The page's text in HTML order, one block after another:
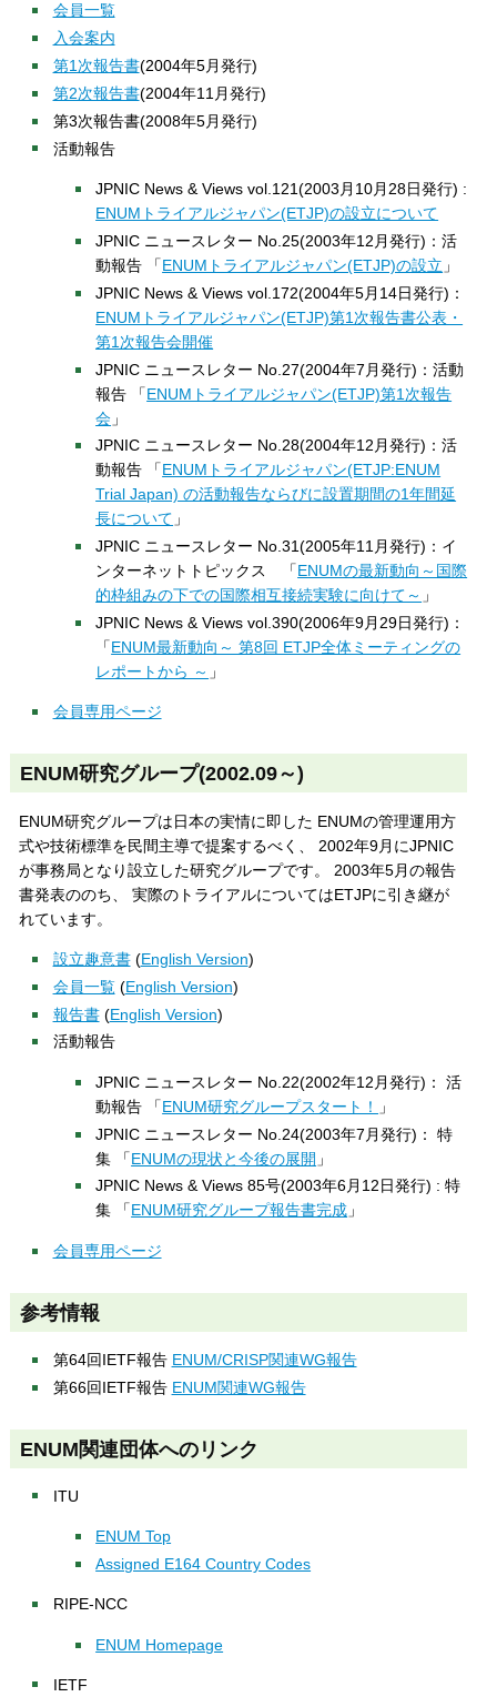
会員一覧
入会案内
第1次報告書(2004年5月発行)
第2次報告書(2004年11月発行)
第3次報告書(2008年5月発行)
活動報告
JPNIC News & Views vol.121(2003月10月28日発行) :
ENUMトライアルジャパン(ETJP)の設立について
JPNIC ニュースレター No.25(2003年12月発行)：活
動報告 「ENUMトライアルジャパン(ETJP)の設立 」
JPNIC News & Views vol.172(2004年5月14日発行)：
ENUMトライアルジャパン(ETJP)第1次報告書公表・
第1次報告会開催
JPNIC ニュースレター No.27(2004年7月発行)：活動
報告 「ENUMトライアルジャパン(ETJP)第1次報告
会 」
JPNIC ニュースレター No.28(2004年12月発行)：活
動報告 「ENUMトライアルジャパン(ETJP:ENUM
Trial Japan) の活動報告ならびに設置期間の1年間延
長について 」
JPNIC ニュースレター No.31(2005年11月発行)：イ
ンターネットトピックス 「ENUMの最新動向～国際
的枠組みの下での国際相互接続実験に向けて～ 」
JPNIC News & Views vol.390(2006年9月29日発行)：
「ENUM最新動向～ 第8回 ETJP全体ミーティングの
レポートから ～ 」
会員専用ページ
ENUM研究グループ(2002.09～)
ENUM研究グループは日本の実情に即した ENUMの管理運用方
式や技術標準を民間主導で提案するべく、 2002年9月にJPNIC
が事務局となり設立した研究グループです。 2003年5月の報告
書発表ののち、 実際のトライアルについてはETJPに引き継が
れています。
設立趣意書(English Version)
会員一覧(English Version)
報告書(English Version)
活動報告
JPNIC ニュースレター No.22(2002年12月発行)： 活
動報告 「ENUM研究グループスタート！
」
JPNIC ニュースレター No.24(2003年7月発行)： 特
集 「ENUMの現状と今後の展開 」
JPNIC News & Views 85号(2003年6月12日発行) : 特
集 「ENUM研究グループ報告書完成 」
会員専用ページ
参考情報
第64回IETF報告 ENUM/CRISP関連WG報告
第66回IETF報告 ENUM関連WG報告
ENUM関連団体へのリンク
ITU
ENUM Top
Assigned E164 Country Codes
RIPE-NCC
ENUM Homepage
IETF